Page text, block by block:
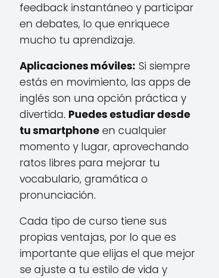
feedback instantáneo y participar
en debates, lo que enriquece
mucho tu aprendizaje.
Aplicaciones móviles: Si siempre
estás en movimiento, las apps de
inglés son una opción práctica y
divertida. Puedes estudiar desde
tu smartphone en cualquier
momento y lugar, aprovechando
ratos libres para mejorar tu
vocabulario, gramática o
pronunciación.
Cada tipo de curso tiene sus
propias ventajas, por lo que es
importante que elijas el que mejor
se ajuste a tu estilo de vida y